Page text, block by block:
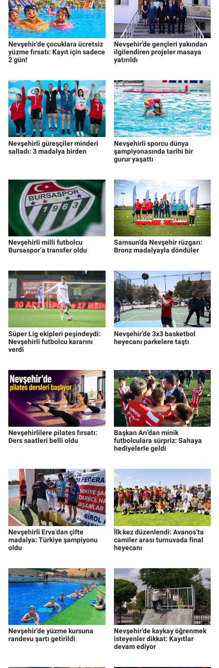
Nevşehir’de çocuklara ücretsiz
yüzme fırsatı: Kayıt için sadece
2 gün!
Nevşehir’de gençleri yakından
ilgilendiren projeler masaya
yatırıldı
Nevşehirli güreşçiler minderi
salladı: 3 madalya birden
Nevşehirli sporcu dünya
şampiyonasında tarihi bir
gurur yaşattı
Nevşehirli milli futbolcu
Bursaspor’a transfer oldu
Samsun’da Nevşehir rüzgarı:
Bronz madalyayla döndüler
Süper Lig ekipleri peşindeydi:
Nevşehirli futbolcu kararını
verdi
Nevşehir’de 3x3 basketbol
heyecanı parkelere taştı
Nevşehirlilere pilates fırsatı:
Ders saatleri belli oldu
Başkan Arı’dan minik
futbolculara sürpriz: Sahaya
hediyelerle geldi
Nevşehirli Erva’dan çifte
madalya: Türkiye şampiyonu
oldu
İlk kez düzenlendi: Avanos’ta
camiler arası turnuvada final
heyecanı
Nevşehir’de yüzme kursuna
randevu şartı getirildi
Nevşehir’de kaykay öğrenmek
isteyenler dikkat: Kayıtlar
devam ediyor